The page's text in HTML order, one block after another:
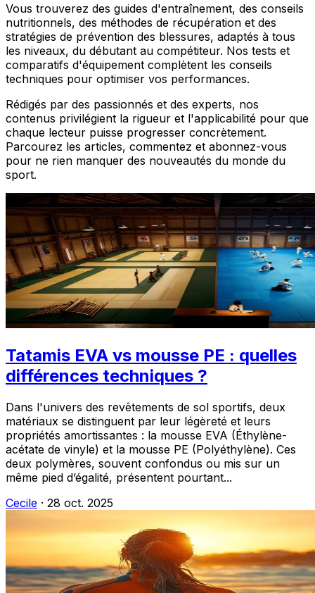
Vous trouverez des guides d'entraînement, des conseils
nutritionnels, des méthodes de récupération et des
stratégies de prévention des blessures, adaptés à tous
les niveaux, du débutant au compétiteur. Nos tests et
comparatifs d'équipement complètent les conseils
techniques pour optimiser vos performances.
Rédigés par des passionnés et des experts, nos
contenus privilégient la rigueur et l'applicabilité pour que
chaque lecteur puisse progresser concrètement.
Parcourez les articles, commentez et abonnez-vous
pour ne rien manquer des nouveautés du monde du
sport.
Tatamis EVA vs mousse PE : quelles
différences techniques ?
Dans l'univers des revêtements de sol sportifs, deux
matériaux se distinguent par leur légèreté et leurs
propriétés amortissantes : la mousse EVA (Éthylène-
acétate de vinyle) et la mousse PE (Polyéthylène). Ces
deux polymères, souvent confondus ou mis sur un
même pied d’égalité, présentent pourtant...
Cecile · 28 oct. 2025